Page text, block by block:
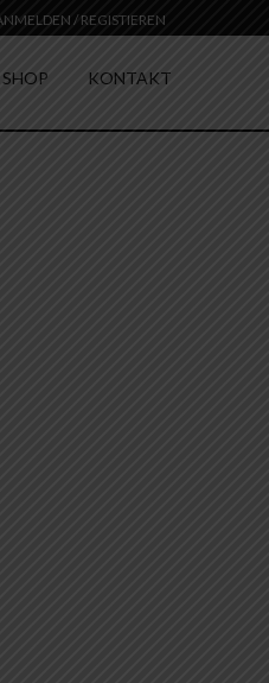
/ REGISTIEREN
SHOP KONTAKT